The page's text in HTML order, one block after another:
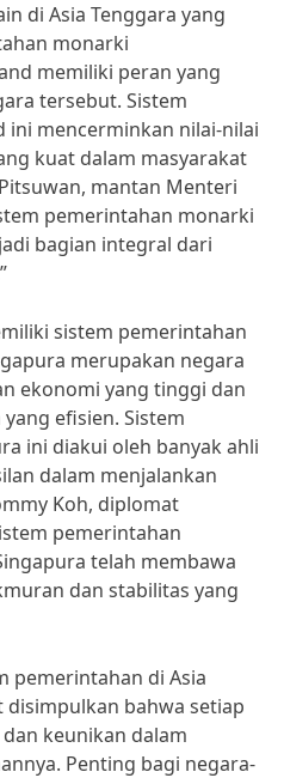
di Asia Tenggara yang
monarki
memiliki peran yang
tersebut. Sistem
ini mencerminkan nilai-nilai
kuat dalam masyarakat
mantan Menteri
pemerintahan monarki
bagian integral dari
sistem pemerintahan
merupakan negara
ekonomi yang tinggi dan
efisien. Sistem
ini diakui oleh banyak ahli
dalam menjalankan
Koh, diplomat
pemerintahan
telah membawa
dan stabilitas yang
pemerintahan di Asia
bahwa setiap
keunikan dalam
Penting bagi negara-